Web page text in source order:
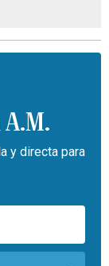
y directa para